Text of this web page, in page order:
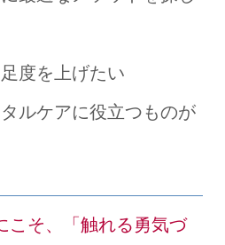
度を上げたい
ルケアに役立つものが
こそ、「触れる勇気づ